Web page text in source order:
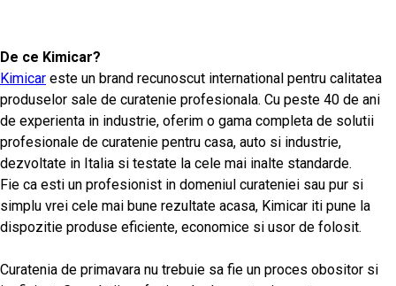
De ce Kimicar?
Kimicar este un brand recunoscut international pentru calitatea
produselor sale de curatenie profesionala. Cu peste 40 de ani
de experienta in industrie, oferim o gama completa de solutii
profesionale de curatenie pentru casa, auto si industrie,
dezvoltate in Italia si testate la cele mai inalte standarde.
Fie ca esti un profesionist in domeniul curateniei sau pur si
simplu vrei cele mai bune rezultate acasa, Kimicar iti pune la
dispozitie produse eficiente, economice si usor de folosit.
Curatenia de primavara nu trebuie sa fie un proces obositor si